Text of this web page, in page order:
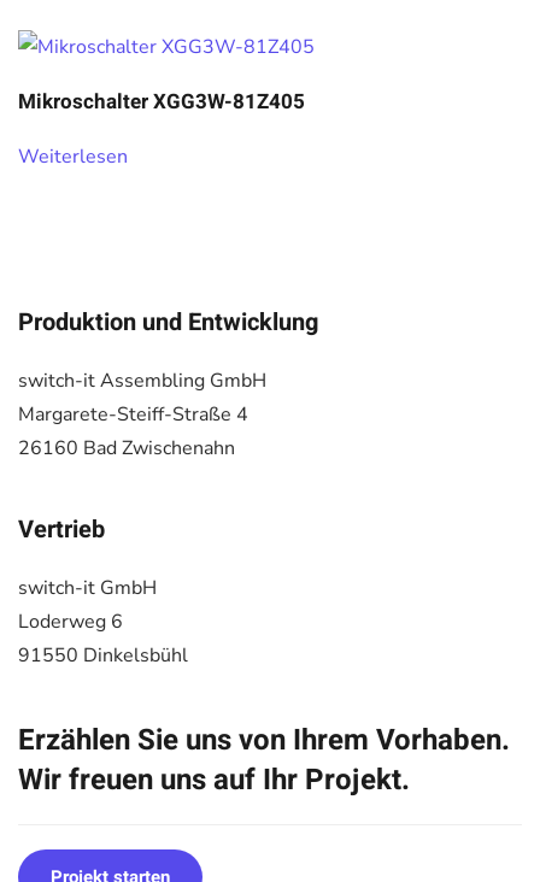
Mikroschalter XGG3W-81Z405
Weiterlesen
Produktion und Entwicklung
switch-it Assembling GmbH
Margarete-Steiff-Straße 4
26160 Bad Zwischenahn
Vertrieb
switch-it GmbH
Loderweg 6
91550 Dinkelsbühl
Erzählen Sie uns von Ihrem Vorhaben.
Wir freuen uns auf Ihr Projekt.